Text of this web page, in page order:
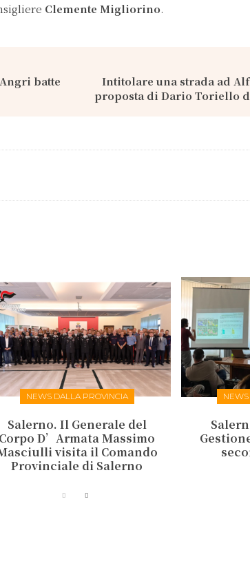
Clemente Migliorino.
batte
Intitolare una strada ad
proposta di Dario Toriello
NEWS DALLA PROVINCIA
Salerno. Il Generale del
Corpo D’Armata Massimo
visita il Comando
Provinciale di Salerno